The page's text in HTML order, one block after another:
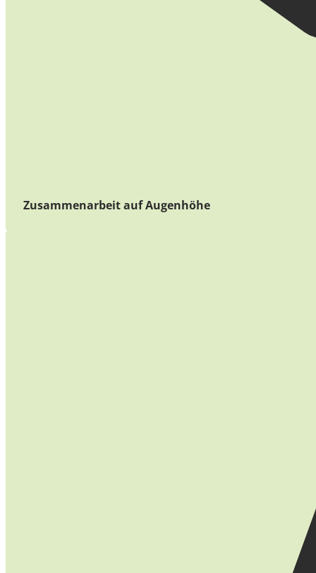
Zusammenarbeit auf Augenhöhe